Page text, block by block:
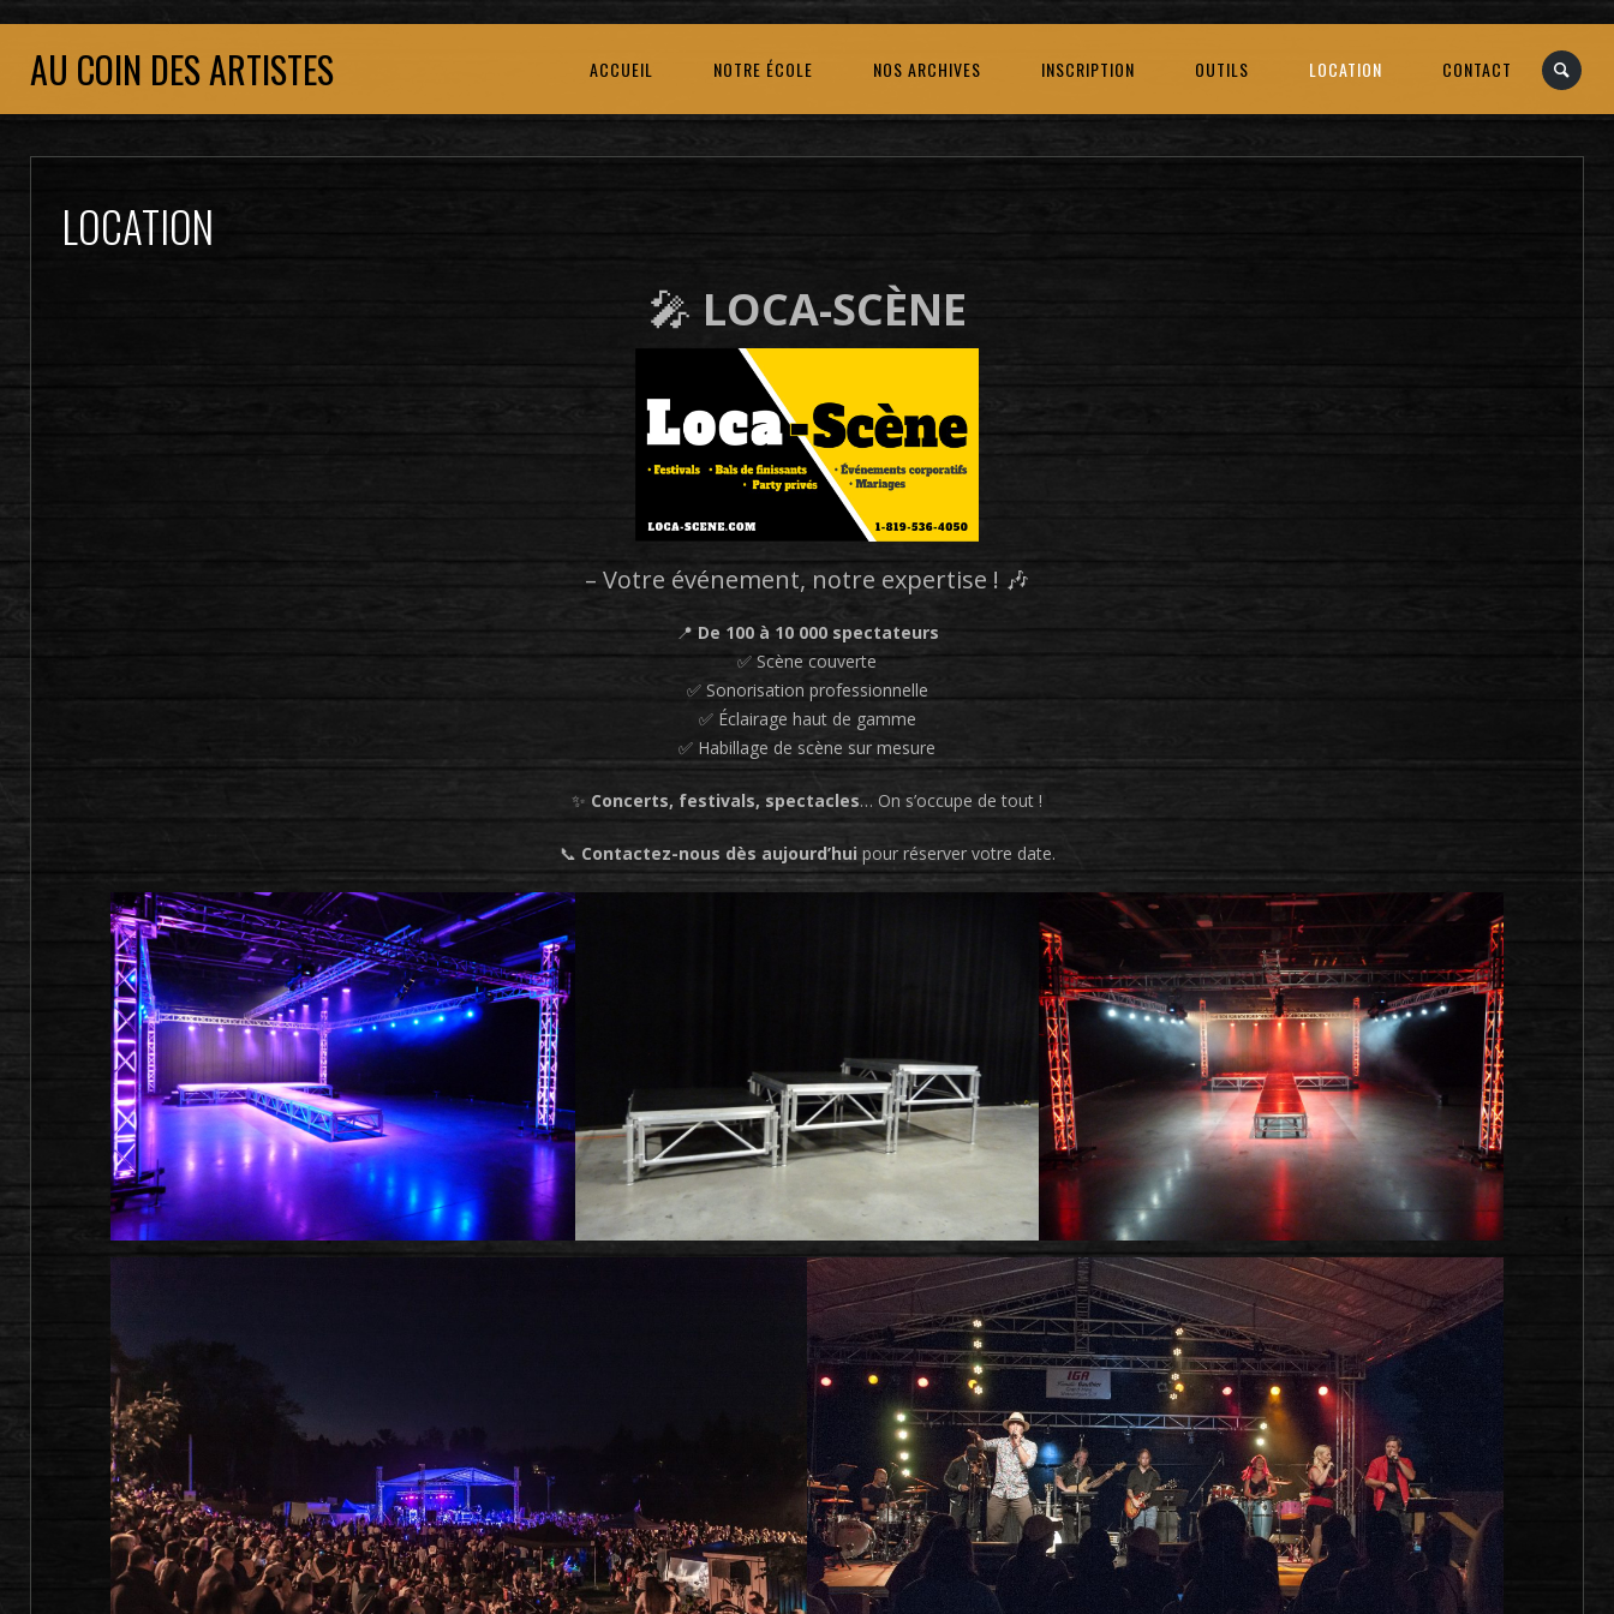
AU COIN DES ARTISTES ACCUEIL NOTRE ÉCOLE NOS ARCHIVES INSCRIPTION OUTILS LOCATION CONTACT
LOCATION
🎤 LOCA-SCÈNE
– Votre événement, notre expertise ! 🎶
📍 De 100 à 10 000 spectateurs
✅ Scène couverte
✅ Sonorisation professionnelle
✅ Éclairage haut de gamme
✅ Habillage de scène sur mesure
✨ Concerts, festivals, spectacles… On s’occupe de tout !
📞 Contactez-nous dès aujourd’huipour réserver votre date.